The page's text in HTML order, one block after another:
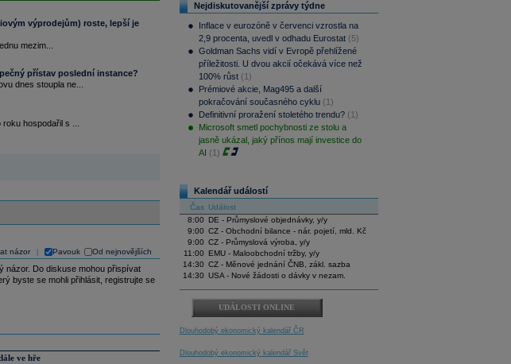
výprodejům) roste, lepší je
mezim...
přístav poslední instance?
dnes stoupla ne...
hospodařil s ...
názor Pavouk Od nejnovějších
názor. Do diskuse mohou přispívat
byste se mohli přihlásit, registrujte se
ve hře
Nejdiskutovanější zprávy týdne
Inflace v eurozóně v červenci vzrostla na
2,9 procenta, uvedl v odhadu Eurostat (5)
Goldman Sachs vidí v Evropě přehlížené
příležitosti. U dvou akcií očekává více než
100% růst (1)
Prémiové akcie, Mag495 a další
pokračování současného cyklu (1)
Definitivní proražení stoletého trendu? (1)
Microsoft smetl pochybnosti ze stolu a
jasně ukázal, jaký přínos mají investice do
AI (1)
Kalendář událostí
Čas Událost
8:00
DE - Průmyslové objednávky, y/y
9:00 CZ - Obchodní bilance - nár. pojetí, mld. Kč
9:00 CZ - Průmyslová výroba, y/y
11:00
EMU - Maloobchodní tržby, y/y
14:30 CZ - Měnové jednání ČNB, zákl. sazba
14:30 USA - Nové žádosti o dávky v nezam.
UDÁLOSTI ONLINE
Dlouhodobý ekonomický kalendář ČR
Dlouhodobý ekonomický kalendář Svět